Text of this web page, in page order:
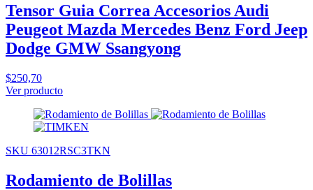
Tensor Guia Correa Accesorios Audi
Peugeot Mazda Mercedes Benz Ford Jeep
Dodge GMW Ssangyong
$250,70
Ver producto
SKU 63012RSC3TKN
Rodamiento de Bolillas